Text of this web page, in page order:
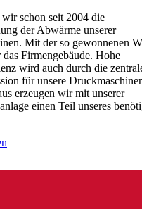
wir schon seit 2004 die
der Abwärme unserer
Mit der so gewonnenen
Firmengebäude. Hohe
wird auch durch die
für unsere
erzeugen wir mit unserer
einen Teil unseres